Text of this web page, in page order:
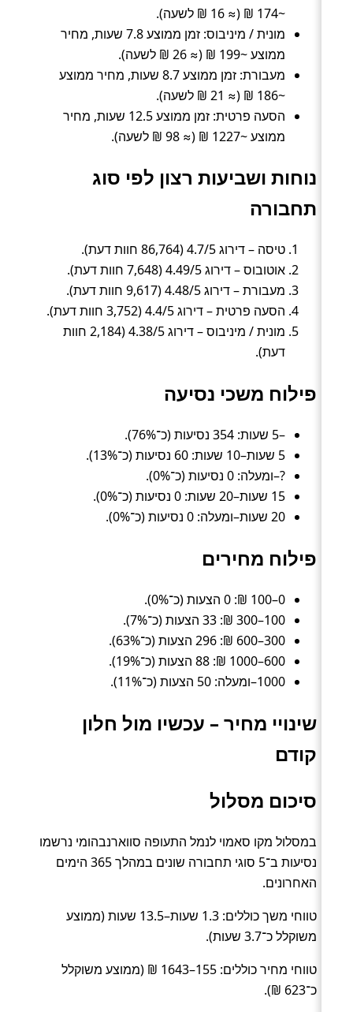
~174 ₪ (≈ 16 ₪ לשעה).
מונית / מיניבוס: זמן ממוצע 7.8 שעות, מחיר
ממוצע ~199 ₪ (≈ 26 ₪ לשעה).
מעבורת: זמן ממוצע 8.7 שעות, מחיר ממוצע
~186 ₪ (≈ 21 ₪ לשעה).
הסעה פרטית: זמן ממוצע 12.5 שעות, מחיר
ממוצע ~1227 ₪ (≈ 98 ₪ לשעה).
נוחות ושביעות רצון לפי סוג
תחבורה
טיסה – דירוג 4.7/5 (86,764 חוות דעת).
אוטובוס – דירוג 4.49/5 (7,648 חוות דעת).
מעבורת – דירוג 4.48/5 (9,617 חוות דעת).
הסעה פרטית – דירוג 4.4/5 (3,752 חוות דעת).
מונית / מיניבוס – דירוג 4.38/5 (2,184 חוות
דעת).
פילוח משכי נסיעה
–5 שעות: 354 נסיעות (כ־76%).
5 שעות–10 שעות: 60 נסיעות (כ־13%).
?–ומעלה: 0 נסיעות (כ־0%).
15 שעות–20 שעות: 0 נסיעות (כ־0%).
20 שעות–ומעלה: 0 נסיעות (כ־0%).
פילוח מחירים
0–100 ₪: 0 הצעות (כ־0%).
100–300 ₪: 33 הצעות (כ־7%).
300–600 ₪: 296 הצעות (כ־63%).
600–1000 ₪: 88 הצעות (כ־19%).
1000–ומעלה: 50 הצעות (כ־11%).
שינויי מחיר – עכשיו מול חלון
קודם
סיכום מסלול
במסלול מקו סאמוי לנמל התעופה סווארנבהומי נרשמו
נסיעות ב־5 סוגי תחבורה שונים במהלך 365 הימים
האחרונים.
טווחי משך כוללים: 1.3 שעות–13.5 שעות (ממוצע
משוקלל כ־3.7 שעות).
טווחי מחיר כוללים: 155–1643 ₪ (ממוצע משוקלל
כ־623 ₪).